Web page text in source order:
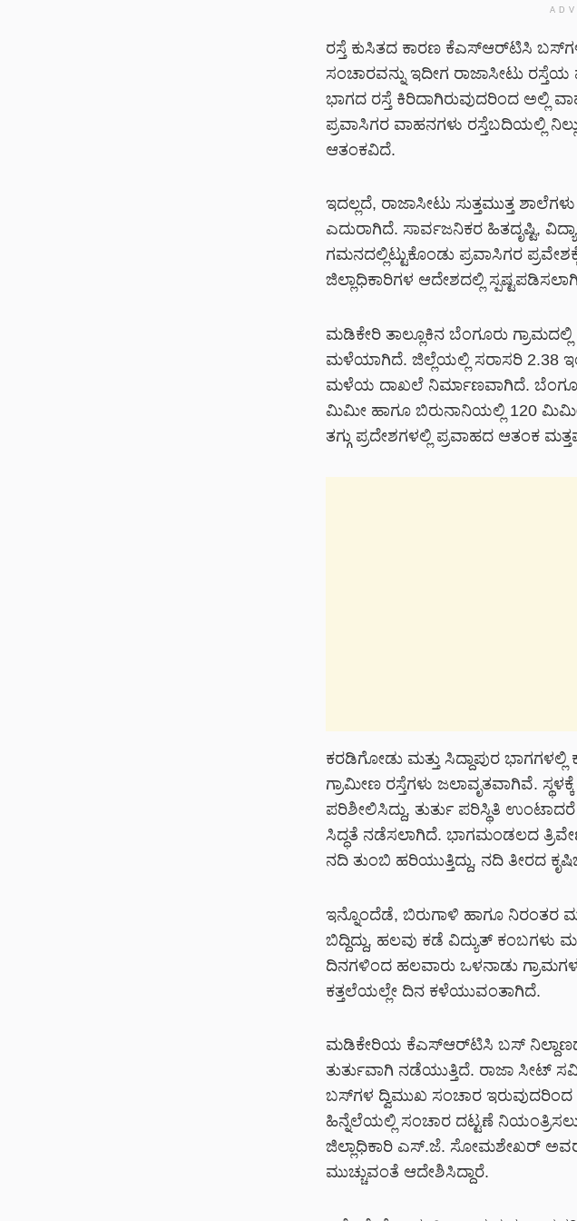
ರಸ್ತೆ ಕುಸಿತದ ಕಾರಣ ಕೆಎಸ್‌ಆರ್‌ಟಿಸಿ
ಸಂಚಾರವನ್ನು ಇದೀಗ ರಾಜಾಸೀಟು
ಭಾಗದ ರಸ್ತೆ ಕಿರಿದಾಗಿರುವುದರಿಂದ ಅಲ್ಲಿ
ಪ್ರವಾಸಿಗರ ವಾಹನಗಳು ರಸ್ತೆಬದಿಯಲ್ಲಿ
ಆತಂಕವಿದೆ.
ಇದಲ್ಲದೆ, ರಾಜಾಸೀಟು ಸುತ್ತಮುತ್ತ
ಎದುರಾಗಿದೆ. ಸಾರ್ವಜನಿಕರ ಹಿತದೃಷ್ಟಿ,
ಗಮನದಲ್ಲಿಟ್ಟುಕೊಂಡು ಪ್ರವಾಸಿಗರ
ಜಿಲ್ಲಾಧಿಕಾರಿಗಳ ಆದೇಶದಲ್ಲಿ
ಮಡಿಕೇರಿ ತಾಲ್ಲೂಕಿನ ಬೆಂಗೂರು
ಮಳೆಯಾಗಿದೆ. ಜಿಲ್ಲೆಯಲ್ಲಿ ಸರಾಸರಿ 2.38
ಮಳೆಯ ದಾಖಲೆ ನಿರ್ಮಾಣವಾಗಿದೆ.
ಮಿಮೀ ಹಾಗೂ ಬಿರುನಾನಿಯಲ್ಲಿ 120
ತಗ್ಗು ಪ್ರದೇಶಗಳಲ್ಲಿ ಪ್ರವಾಹದ ಆತಂಕ
ಕರಡಿಗೋಡು ಮತ್ತು ಸಿದ್ದಾಪುರ
ಗ್ರಾಮೀಣ ರಸ್ತೆಗಳು ಜಲಾವೃತವಾಗಿವೆ.
ಪರಿಶೀಲಿಸಿದ್ದು, ತುರ್ತು ಪರಿಸ್ಥಿತಿ
ಸಿದ್ಧತೆ ನಡೆಸಲಾಗಿದೆ. ಭಾಗಮಂಡಲದ
ನದಿ ತುಂಬಿ ಹರಿಯುತ್ತಿದ್ದು, ನದಿ ತೀರದ
ಇನ್ನೊಂದೆಡೆ, ಬಿರುಗಾಳಿ ಹಾಗೂ
ಬಿದ್ದಿದ್ದು, ಹಲವು ಕಡೆ ವಿದ್ಯುತ್ ಕಂಬಗಳು
ದಿನಗಳಿಂದ ಹಲವಾರು ಒಳನಾಡು
ಕತ್ತಲೆಯಲ್ಲೇ ದಿನ ಕಳೆಯುವಂತಾಗಿದೆ.
ಮಡಿಕೇರಿಯ ಕೆಎಸ್‌ಆರ್‌ಟಿಸಿ ಬಸ್ ನಿಲ್ದಾಣದ
ತುರ್ತುವಾಗಿ ನಡೆಯುತ್ತಿದೆ. ರಾಜಾ
ಬಸ್‌ಗಳ ದ್ವಿಮುಖ ಸಂಚಾರ ಇರುವುದರಿಂದ
ಹಿನ್ನೆಲೆಯಲ್ಲಿ ಸಂಚಾರ ದಟ್ಟಣೆ
ಜಿಲ್ಲಾಧಿಕಾರಿ ಎಸ್.ಜೆ. ಸೋಮಶೇಖರ್ ಅವರು
ಮುಚ್ಚುವಂತೆ ಆದೇಶಿಸಿದ್ದಾರೆ.